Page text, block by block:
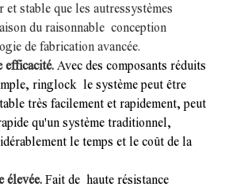
et stable que les autressystèmes
du raisonnable conception
de fabrication avancée.
efficacité. Avec des composants réduits
ringlock le système peut être
très facilement et rapidement, peut
qu'un système traditionnel,
le temps et le coût de la
élevée. Fait de haute résistance